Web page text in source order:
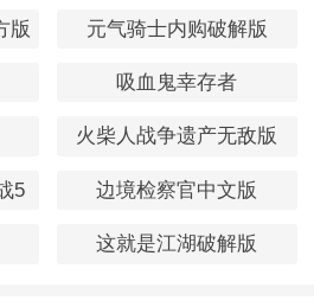
版 元气骑士内购破解版
吸血鬼幸存者
火柴人战争遗产无敌版
5 边境检察官中文版
这就是江湖破解版